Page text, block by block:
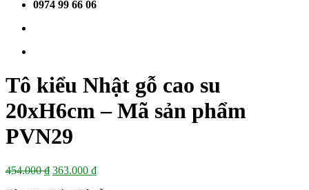
0974 99 66 06
Tô kiểu Nhật gỗ cao su
20xH6cm – Mã sản phẩm
PVN29
454.000₫ Giá
363.000 ₫Giá